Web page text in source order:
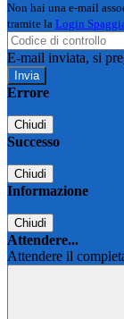
Non hai una e-mail
tramite la Login
E-mail inviata, si
Errore
Chiudi
Successo
Chiudi
Informazione
Chiudi
Attendere...
Attendere il